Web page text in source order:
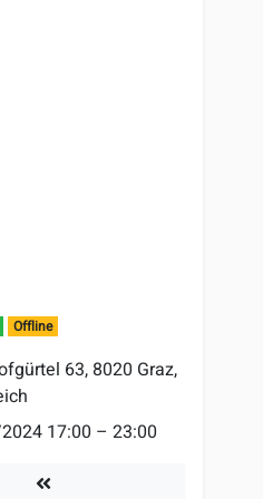
Offline
63, 8020 Graz,
17:00 – 23:00
Turniere